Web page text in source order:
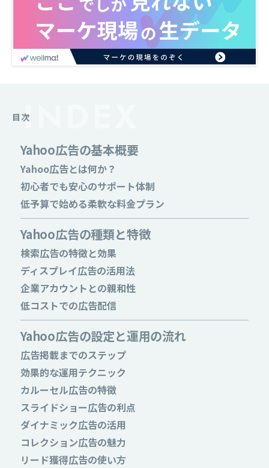
目次
Yahoo広告の基本概要
Yahoo広告とは何か？
初心者でも安心のサポート体制
低予算で始める柔軟な料金プラン
Yahoo広告の種類と特徴
検索広告の特徴と効果
ディスプレイ広告の活用法
企業アカウントとの親和性
低コストでの広告配信
Yahoo広告の設定と運用の流れ
広告掲載までのステップ
効果的な運用テクニック
カルーセル広告の特徴
スライドショー広告の利点
ダイナミック広告の活用
コレクション広告の魅力
リード獲得広告の使い方